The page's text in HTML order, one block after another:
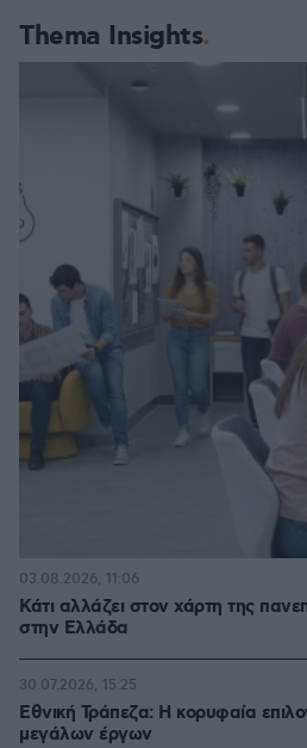
Thema Insights
Κάτι αλλάζει στον χάρτη της
στην Ελλάδα
03.08.2026, 11:06
Εθνική Τράπεζα: Η κορυφαία
μεγάλων έργων
30.07.2026, 15:25